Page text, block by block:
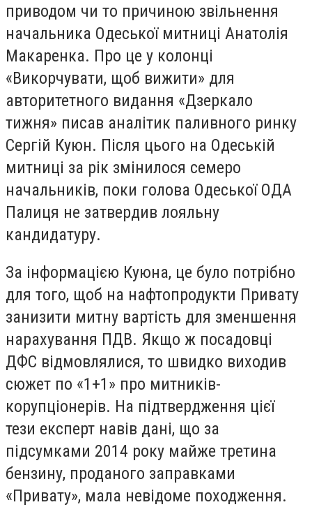
приводом чи то причиною звільнення
начальника Одеської митниці Анатолія
Макаренка. Про це у колонці
«Викорчувати, щоб вижити» для
авторитетного видання «Дзеркало
тижня» писав аналітик паливного ринку
Сергій Куюн. Після цього на Одеській
митниці за рік змінилося семеро
начальників, поки голова Одеської ОДА
Палиця не затвердив лояльну
кандидатуру.
За інформацією Куюна, це було потрібно
для того, щоб на нафтопродукти Привату
занизити митну вартість для зменшення
нарахування ПДВ. Якщо ж посадовці
ДФС відмовлялися, то швидко виходив
сюжет по «1+1» про митників-
корупціонерів. На підтвердження цієї
тези експерт навів дані, що за
підсумками 2014 року майже третина
бензину, проданого заправками
«Привату», мала невідоме походження.